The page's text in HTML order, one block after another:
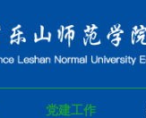
党建工作